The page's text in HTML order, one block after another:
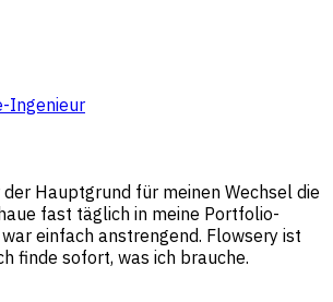
Ingenieur
Hauptgrund für meinen Wechsel die
fast täglich in meine Portfolio-
einfach anstrengend. Flowsery ist
finde sofort, was ich brauche.